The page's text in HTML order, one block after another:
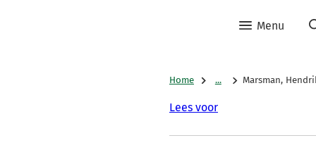
Menu
Home ... Marsman,
Lees voor